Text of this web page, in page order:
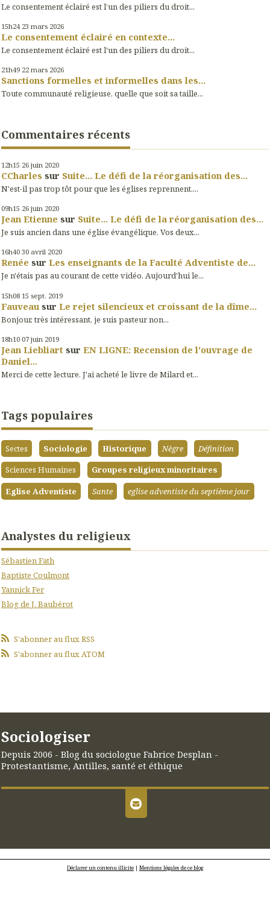
Le consentement éclairé est l’un des piliers du droit...
15h24 23 mars 2026
Le consentement éclairé en contexte...
Le consentement éclairé est l'un des piliers du droit...
21h49 22 mars 2026
Sanctions formelles et informelles dans les...
Toute communauté religieuse, quelle que soit sa taille...
Commentaires récents
12h15 26 juin 2020
CCharles sur Suite... Le défi de la réorganisation des...
N'est-il pas trop tôt pour que les églises reprennent....
09h15 26 juin 2020
Jean Etienne sur Suite... Le défi de la réorganisation des...
Je suis ancien dans une église évangélique. Vos deux...
16h40 30 avril 2020
Renée sur Les enseignants de la Faculté Adventiste de...
Je n'étais pas au courant de cette vidéo. Aujourd'hui le...
15h08 15 sept. 2019
Fauveau sur Le rejet silencieux et croissant de la dîme...
Bonjour, très intéressant, je suis pasteur non...
18h10 07 juin 2019
Jean Liebliart sur EN LIGNE: Recension de l'ouvrage de
Daniel...
Merci de cette lecture. J'ai acheté le livre de Milard et...
Tags populaires
Sectes Sociologie Historique Nègre
Définition
Sciences Humaines
Groupes religieux minoritaires
Eglise Adventiste
Sante eglise adventiste du septième jour
Analystes du religieux
Sébastien Fath
Baptiste Coulmont
Yannick Fer
Blog de J. Baubérot
S'abonner au flux RSS
S'abonner au flux ATOM
Sociologiser
Depuis 2006 - Blog du sociologue Fabrice Desplan -
Protestantisme, Antilles, santé et éthique
Déclarer un contenu illicite | Mentions légales de ce blog